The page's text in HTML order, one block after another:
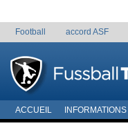
Football accord ASF
ACCUEIL INFORMATIONS